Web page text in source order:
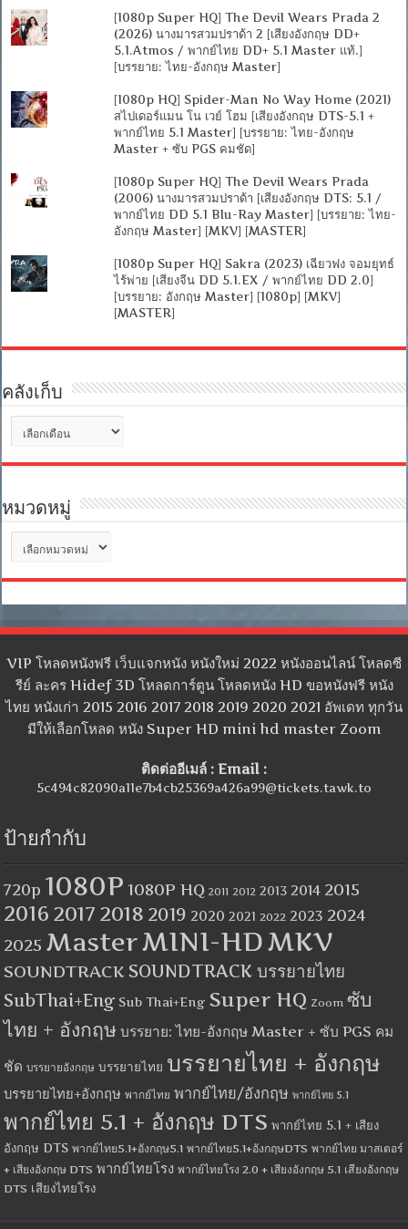
[1080p Super HQ] The Devil Wears Prada 2
(2026) นางมารสวมปราด้า 2 [เสียงอังกฤษ DD+
5.1.Atmos / พากย์ไทย DD+ 5.1 Master แท้.]
[บรรยาย: ไทย-อังกฤษ Master]
[1080p HQ] Spider-Man No Way Home (2021)
สไปเดอร์แมน โน เวย์ โฮม [เสียงอังกฤษ DTS-5.1 +
พากย์ไทย 5.1 Master] [บรรยาย: ไทย-อังกฤษ
Master + ซับ PGS คมชัด]
[1080p Super HQ] The Devil Wears Prada
(2006) นางมารสวมปราด้า [เสียงอังกฤษ DTS: 5.1 /
พากย์ไทย DD 5.1 Blu-Ray Master] [บรรยาย: ไทย-
อังกฤษ Master] [MKV] [MASTER]
[1080p Super HQ] Sakra (2023) เฉียวฟง จอมยุทธ์
ไร้พ่าย [เสียงจีน DD 5.1.EX / พากย์ไทย DD 2.0]
[บรรยาย: อังกฤษ Master] [1080p] [MKV]
[MASTER]
คลังเก็บ
เก็บ
หมวดหมู่
หมู่
VIP โหลดหนังฟรี เว็บแจกหนัง หนังใหม่ 2022 หนังออนไลน์ โหลดซี
รีย์ ละคร Hidef 3D โหลดการ์ตูน โหลดหนัง HD ขอหนังฟรี หนัง
ไทย หนังเก่า 2015 2016 2017 2018 2019 2020 2021 อัพเดท ทุกวัน
มีให้เลือกโหลด หนัง Super HD mini hd master Zoom
ติดต่ออีเมล์ : Email :
5c494c82090a11e7b4cb25369a426a99@tickets.tawk.to
ป้ายกำกับ
720p 1080P 1080P HQ 2011 2012 2013 2014 2015
2016 2017 2018 2019 2020 2021 2022 2023 2024
2025 MasterMINI-HDMKV
SOUNDTRACK SOUNDTRACK บรรยายไทย
SubThai+Eng Sub Thai+Eng Super HQ Zoom ซับ
ไทย + อังกฤษ บรรยาย: ไทย-อังกฤษ Master + ซับ PGS คม
ชัด บรรยายอังกฤษ บรรยายไทย บรรยายไทย + อังกฤษ
บรรยายไทย+อังกฤษ พากย์ไทย พากย์ไทย/อังกฤษ พากย์ไทย 5.1
พากย์ไทย 5.1 + อังกฤษ DTS พากย์ไทย 5.1 + เสียง
อังกฤษ DTS พากย์ไทย5.1+อังกฤษ5.1 พากย์ไทย5.1+อังกฤษDTS พากย์ไทย มาสเตอร์
+ เสียงอังกฤษ DTS พากย์ไทยโรง พากย์ไทยโรง 2.0 + เสียงอังกฤษ 5.1 เสียงอังกฤษ
DTS เสียงไทยโรง